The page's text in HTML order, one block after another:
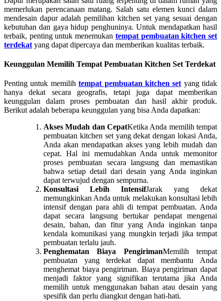
memerlukan perencanaan matang. Salah satu elemen kunci dalam
mendesain dapur adalah pemilihan kitchen set yang sesuai dengan
kebutuhan dan gaya hidup penghuninya. Untuk mendapatkan hasil
terbaik, penting untuk menemukan tempat pembuatan kitchen set
terdekat yang dapat dipercaya dan memberikan kualitas terbaik.
Keunggulan Memilih Tempat Pembuatan Kitchen Set Terdekat
Penting untuk memilihtempat pembuatan kitchen set yang tidak
hanya dekat secara geografis, tetapi juga dapat memberikan
keunggulan dalam proses pembuatan dan hasil akhir produk.
Berikut adalah beberapa keunggulan yang bisa Anda dapatkan:
Akses Mudah dan CepatKetika Anda memilih tempat
pembuatan kitchen set yang dekat dengan lokasi Anda,
Anda akan mendapatkan akses yang lebih mudah dan
cepat. Hal ini memudahkan Anda untuk memonitor
proses pembuatan secara langsung dan memastikan
bahwa setiap detail dari desain yang Anda inginkan
dapat terwujud dengan sempurna.
Konsultasi Lebih IntensifJarak yang dekat
memungkinkan Anda untuk melakukan konsultasi lebih
intensif dengan para ahli di tempat pembuatan. Anda
dapat secara langsung bertukar pendapat mengenai
desain, bahan, dan fitur yang Anda inginkan tanpa
kendala komunikasi yang mungkin terjadi jika tempat
pembuatan terlalu jauh.
Penghematan Biaya PengirimanMemilih tempat
pembuatan yang terdekat dapat membantu Anda
menghemat biaya pengiriman. Biaya pengiriman dapat
menjadi faktor yang signifikan terutama jika Anda
memilih untuk menggunakan bahan atau desain yang
spesifik dan perlu diangkut dengan hati-hati.